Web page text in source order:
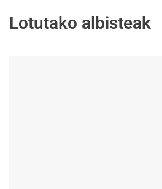
Lotutako albisteak